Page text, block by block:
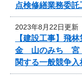
点検修繕業務委
2023年8月22日更新
【建設工事】飛
金 山のみち 宮
関する一般競争入